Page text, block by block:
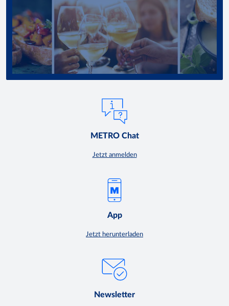
METRO Chat
Jetzt anmelden
App
Jetzt herunterladen
Newsletter